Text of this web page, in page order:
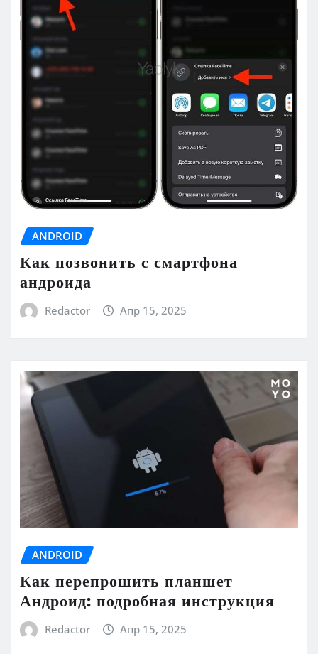
ANDROID
Как позвонить с смартфона
андроида
Redactor Апр 15, 2025
ANDROID
Как перепрошить планшет
Андроид: подробная инструкция
Redactor Апр 15, 2025